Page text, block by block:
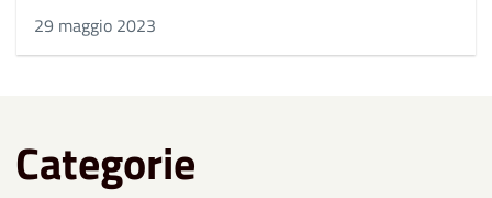
29 maggio 2023
Categorie